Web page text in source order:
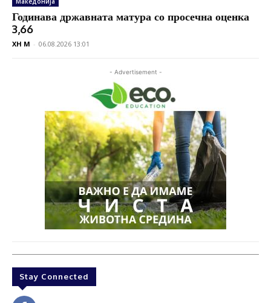
Годинава државната матура со просечна оценка
3,66
XH M - 06.08.2026 13:01
- Advertisement -
Stay Connected